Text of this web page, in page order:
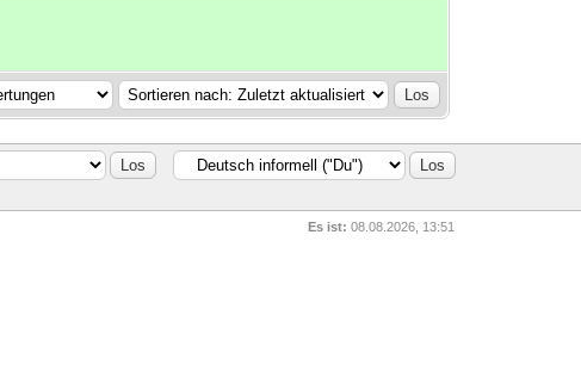
Es ist: 08.08.2026, 13:51